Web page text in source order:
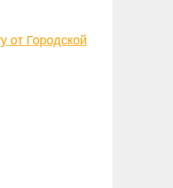
от Городской